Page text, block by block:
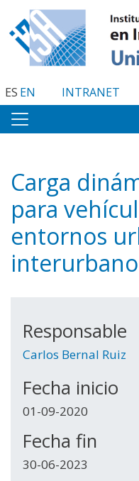
ES EN INTRANET
Carga
para
entornos
Responsable
Carlos Bernal Ruiz
Fecha inicio
01-09-2020
Fecha fin
30-06-2023